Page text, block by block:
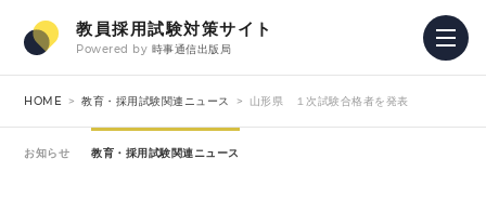
教員採用試験対策サイト
Powered by 時事通信出版局
HOME 教育・採用試験関連ニュース 山形県 １次試験合格者を発表
お知らせ 教育・採用試験関連ニュース